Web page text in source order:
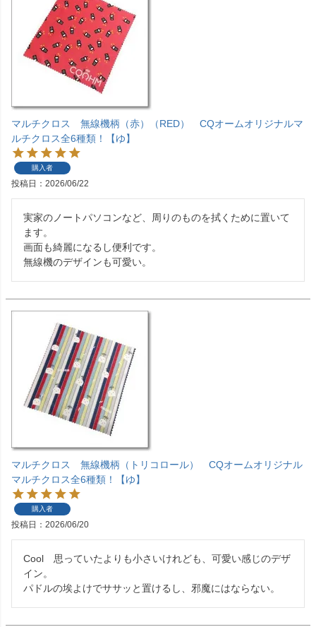
マルチクロス 無線機柄（赤）（RED） CQオームオリジナルマ
ルチクロス全6種類！【ゆ】
購入者
投稿日 2026/06/22
実家のノートパソコンなど、周りのものを拭くために置いて
ます。
画面も綺麗になるし便利です。
無線機のデザインも可愛い。
マルチクロス 無線機柄（トリコロール） CQオームオリジナル
マルチクロス全6種類！【ゆ】
購入者
投稿日 2026/06/20
Cool　思っていたよりも小さいけれども、可愛い感じのデザ
イン。
パドルの埃よけでササッと置けるし、邪魔にはならない。